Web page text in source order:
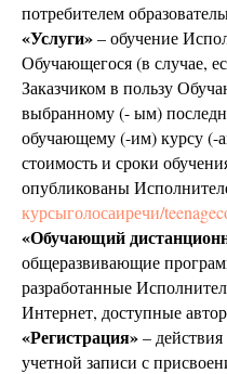
потребителем
«Услуги»– обучение
Обучающегося (в случае,
Заказчиком в пользу
выбранному (- ым)
обучающему (-им) курсу (-
стоимость и сроки
опубликованы
курсыголосаиречи/
«Обучающий
общеразвивающие
разработанные
Интернет, доступные
«Регистрация»–
учетной записи с